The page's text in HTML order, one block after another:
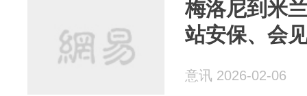
梅洛尼到米
站安保、会
意讯 2026-02-06